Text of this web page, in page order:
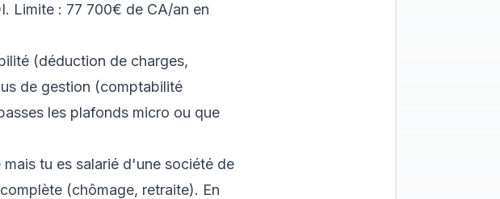
Limite : 77 700€ de CA/an en
(déduction de charges,
de gestion (comptabilité
les plafonds micro ou que
tu es salarié d'une société de
(chômage, retraite). En